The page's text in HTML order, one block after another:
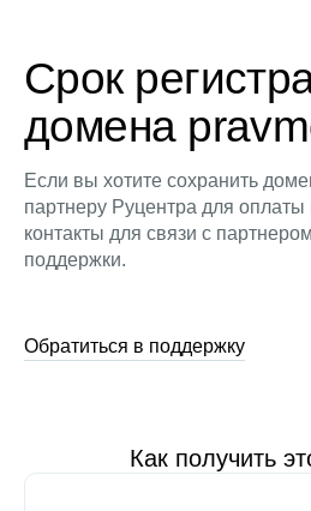
Срок
домена
Если вы хотите сохранить
партнеру Руцентра для оплаты
контакты для связи с
поддержки.
Обратиться в поддержку
Как получить